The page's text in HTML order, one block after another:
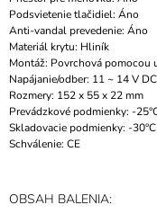
Podsvietenietlačidiel: Áno
Anti-vandal prevedenie: Áno
Materiál krytu: Hliník
Montáž: Povrchová pomocou
Napájanie/odber: 11 ~ 14 V
Rozmery: 152 x 55 x 22 mm
Prevádzkové podmienky: -
Skladovacie podmienky: -
Schválenie: CE
OBSAH BALENIA: